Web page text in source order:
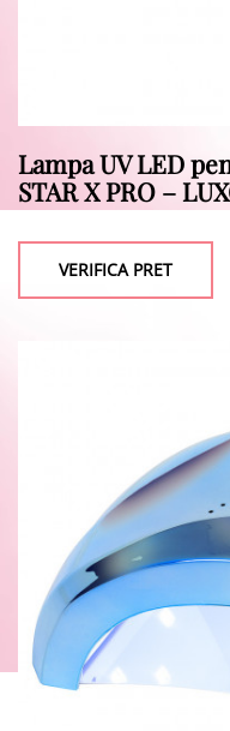
Lampa UV LED
STAR X PRO –
VERIFICA PRET